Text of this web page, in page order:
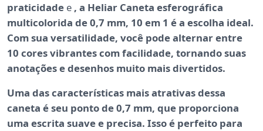
praticidade e , a Heliar Caneta esferográfica
multicolorida de 0,7 mm, 10 em 1 é a escolha ideal.
Com sua versatilidade, você pode alternar entre
10 cores vibrantes com facilidade, tornando suas
anotações e desenhos muito maisdivertidos.
Uma das características mais atrativas dessa
caneta é seu ponto de 0,7 mm, que proporciona
uma escrita suave e precisa. Isso é perfeito para